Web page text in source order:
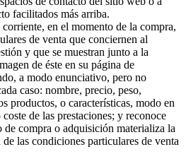
facilitados más arriba.
en el momento de la compra,
de venta que conciernen al
y que se muestran junto a la
de éste en su página de
a modo enunciativo, pero no
caso: nombre, precio, peso,
productos, o características, modo en
de las prestaciones; y reconoce
compra o adquisición materializa la
las condiciones particulares de venta